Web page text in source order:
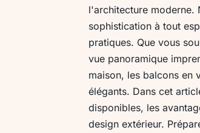
l'architecture moderne.
sophistication à tout
pratiques. Que vous
vue panoramique
maison, les balcons en
élégants. Dans cet
disponibles, les
design extérieur.